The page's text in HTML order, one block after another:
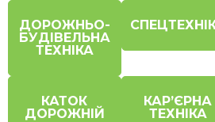
ДОРОЖНЬО-
БУДІВЕЛЬНА
ТЕХНІКА
КАТОК
ДОРОЖНІЙ
КАР’ЄРНА
ТЕХНІКА